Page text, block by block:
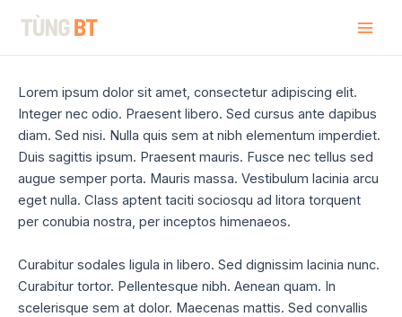
Main
Lorem ipsum dolor sit amet, consectetur adipiscing elit.
Integer nec odio. Praesent libero. Sed cursus ante dapibus
diam. Sed nisi. Nulla quis sem at nibh elementum imperdiet.
Duis sagittis ipsum. Praesent mauris. Fusce nec tellus sed
augue semper porta. Mauris massa. Vestibulum lacinia arcu
eget nulla. Class aptent taciti sociosqu ad litora torquent
per conubia nostra, per inceptos himenaeos.
Curabitur sodales ligula in libero. Sed dignissim lacinia nunc.
Curabitur tortor. Pellentesque nibh. Aenean quam. In
scelerisque sem at dolor. Maecenas mattis. Sed convallis
navigation